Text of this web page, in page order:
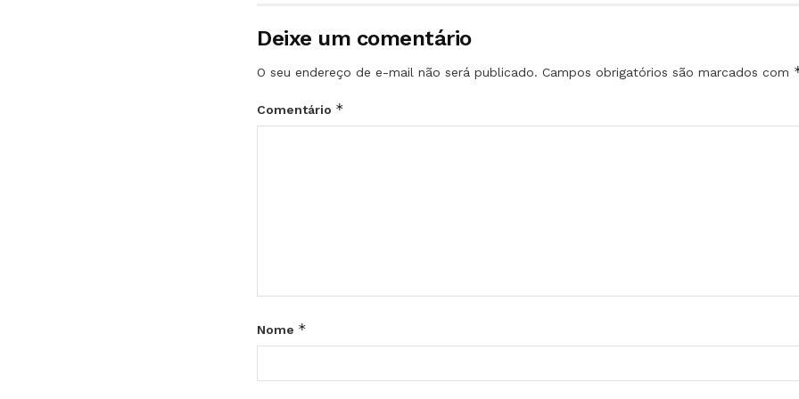
Deixe um comentário
O seu endereço de e-mail não será publicado. Campos obrigatórios são marcados com
Comentário *
Nome *